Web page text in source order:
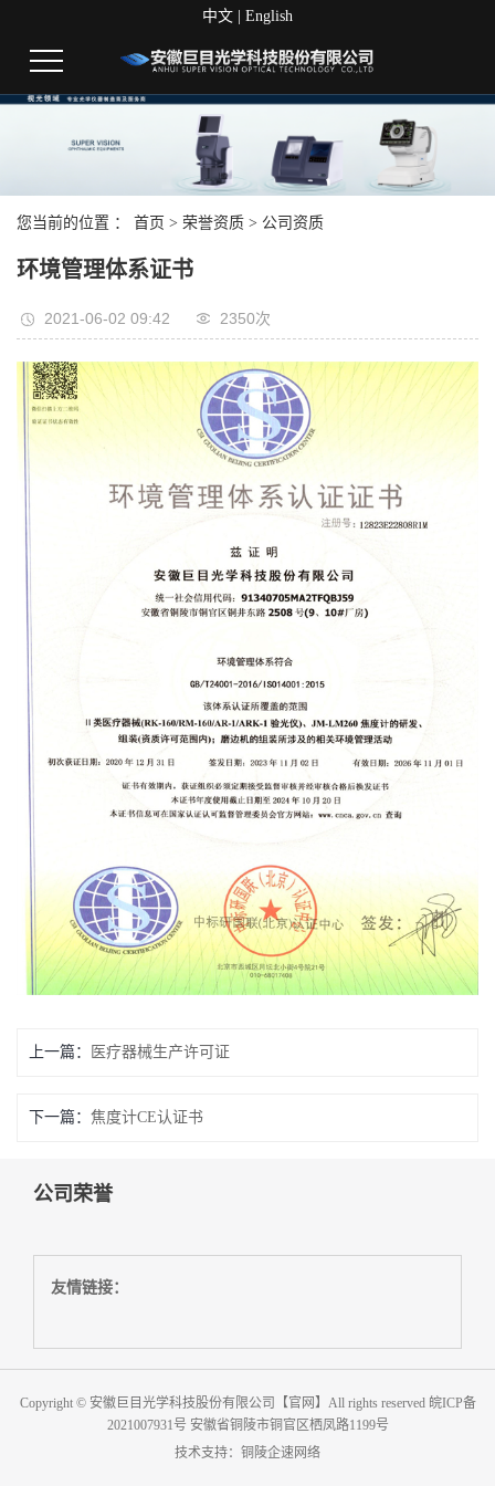
中文 English
您当前的位置 ： 首页 > 荣誉资质 > 公司资质
环境管理体系证书
2021-06-02 09:42 2350次
上一篇： 医疗器械生产许可证
下一篇： 焦度计CE认证书
公司荣誉
友情链接：
Copyright © 安徽巨目光学科技股份有限公司【官网】All rights reserved 皖ICP备
2021007931号 安徽省铜陵市铜官区栖凤路1199号
技术支持： 铜陵企速网络